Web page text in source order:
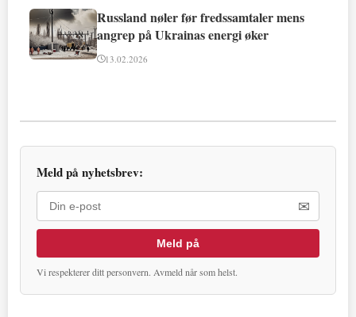
Russland nøler før fredssamtaler mens
angrep på Ukrainas energi øker
13.02.2026
Meld på nyhetsbrev:
✉
Meld på
Vi respekterer ditt personvern. Avmeld når som helst.